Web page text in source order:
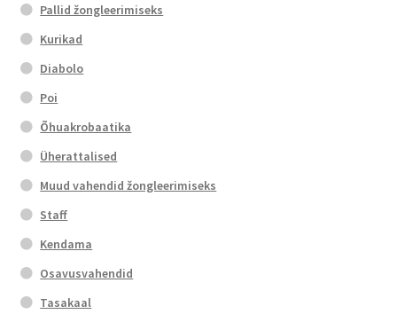
Pallid žongleerimiseks
Kurikad
Diabolo
Poi
Õhuakrobaatika
Üherattalised
Muud vahendid žongleerimiseks
Staff
Kendama
Osavusvahendid
Tasakaal